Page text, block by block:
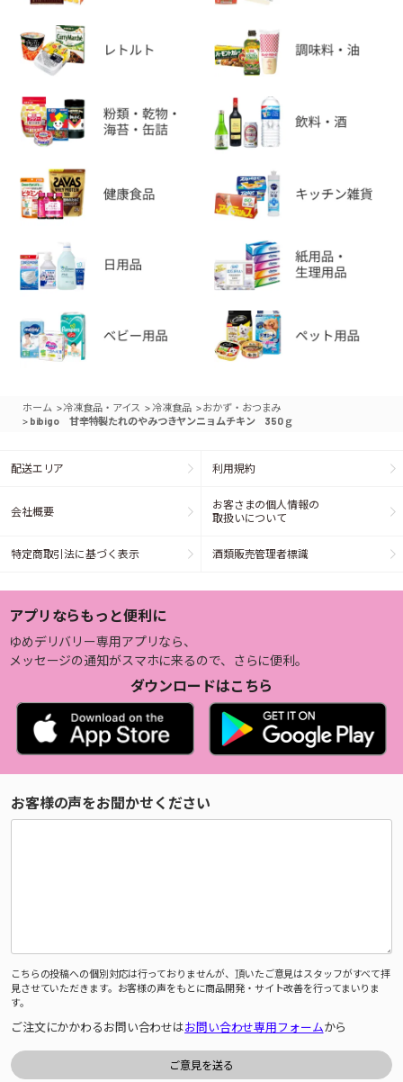
ホーム >冷凍食品・アイス > 冷凍食品 >おかず・おつまみ
> bibigo 甘辛特製たれのやみつきヤンニョムチキン 350ｇ
配送エリア 利用規約
会社概要
お客さまの個人情報の
取扱いについて
特定商取引法に基づく表示 酒類販売管理者標識
アプリならもっと便利に
ゆめデリバリー専用アプリなら、
メッセージの通知がスマホに来るので、さらに便利。
ダウンロードはこちら
お客様の声をお聞かせください
こちらの投稿への個別対応は行っておりませんが、頂いたご意見はスタッフがすべて拝
見させていただきます。お客様の声をもとに商品開発・サイト改善を行ってまいりま
す。
ご注文にかかわるお問い合わせはお問い合わせ専用フォームから